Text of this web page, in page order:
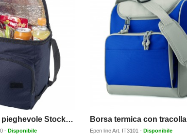
Borsa termica pieghevole Stockholm - 10L
- Disponibile
Borsa termica con tracolla
Epen lineArt. IT3101 - Disponibile